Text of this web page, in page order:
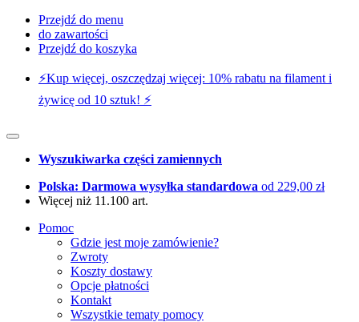
Przejdź do menu
do zawartości
Przejdź do koszyka
⚡️Kup więcej, oszczędzaj więcej: 10% rabatu na filament i
żywicę od 10 sztuk! ⚡️
Wyszukiwarka części zamiennych
Polska: Darmowa wysyłka standardowa od 229,00 zł
Więcej niż 11.100 art.
Pomoc
Gdzie jest moje zamówienie?
Zwroty
Koszty dostawy
Opcje płatności
Kontakt
Wszystkie tematy pomocy